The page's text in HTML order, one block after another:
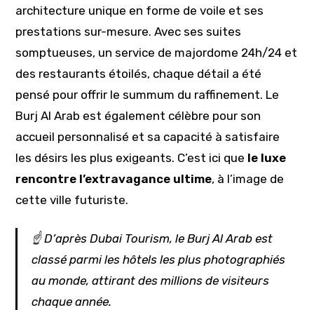
architecture unique en forme de voile et ses
prestations sur-mesure. Avec ses suites
somptueuses, un service de majordome 24h/24 et
des restaurants étoilés, chaque détail a été
pensé pour offrir le summum du raffinement. Le
Burj Al Arab est également célèbre pour son
accueil personnalisé et sa capacité à satisfaire
les désirs les plus exigeants. C’est ici que le luxe
rencontre l’extravagance ultime, à l’image de
cette ville futuriste.
☝️ D’aprèsDubai Tourism, le Burj Al Arab est
classé parmi les hôtels les plus photographiés
au monde, attirant des millions de visiteurs
chaque année.